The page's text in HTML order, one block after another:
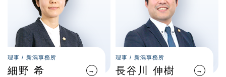
理事 / 新潟事務所
細野 希 →
理事 / 新潟事務所
長谷川 伸樹 →